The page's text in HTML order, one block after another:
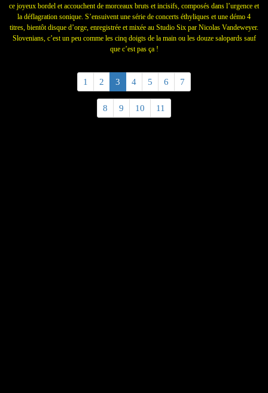
ce joyeux bordel et accouchent de morceaux bruts et incisifs, composés dans l’urgence et
la déflagration sonique. S’ensuivent une série de concerts éthyliques et une démo 4
titres, bientôt disque d’orge, enregistrée et mixée au Studio Six par Nicolas Vandeweyer.
Slovenians, c’est un peu comme les cinq doigts de la main ou les douze salopards sauf
que c’est pas ça !
1 2 3 4 5 6 7
8 9 10 11